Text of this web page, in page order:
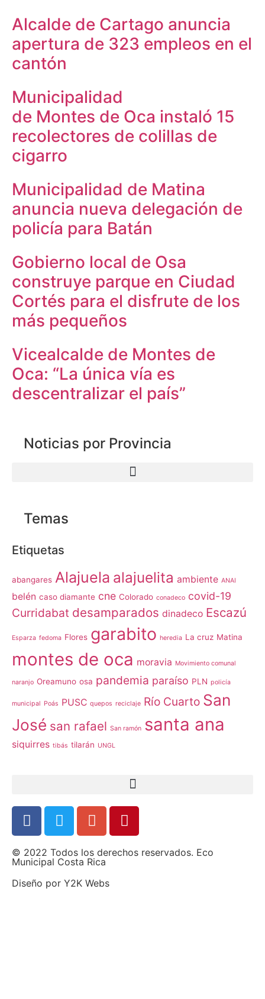
Alcalde de Cartago anuncia
apertura de 323 empleos en el
cantón
Municipalidad
de Montes de Oca instaló 15
recolectores de colillas de
cigarro
Municipalidad de Matina
anuncia nueva delegación de
policía para Batán
Gobierno local de Osa
construye parque en Ciudad
Cortés para el disfrute de los
más pequeños
Vicealcalde de Montes de
Oca: “La única vía es
descentralizar el país”
Noticias por Provincia
Temas
Etiquetas
abangares Alajuela alajuelita ambiente ANAI
belén caso diamante cne Colorado conadeco covid-19
Curridabat desamparados dinadeco Escazú
Esparza fedoma Flores garabito heredia La cruz Matina
montes de oca moravia Movimiento comunal
naranjo Oreamuno osa pandemia paraíso PLN policía
municipal Poás PUSC quepos reciclaje Río Cuarto San
José san rafael San ramón santa ana
siquirres tibás tilarán UNGL
© 2022 Todos los derechos reservados. Eco
Municipal Costa Rica
Diseño por Y2K Webs